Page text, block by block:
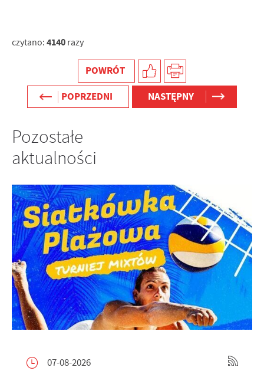
czytano: 4140 razy
POWRÓT
POPRZEDNI
NASTĘPNY
Pozostałe
aktualności
07-08-2026